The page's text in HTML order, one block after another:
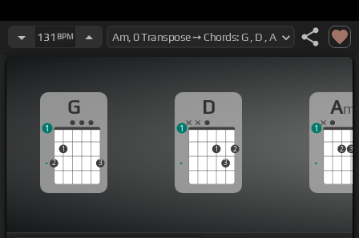
131 BPM
G
2
1
3
1
D
1
3
2
1
Am
2 3
1